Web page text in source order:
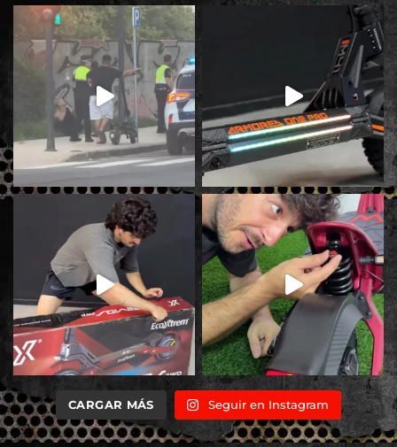
CARGAR MÁS Seguir en Instagram